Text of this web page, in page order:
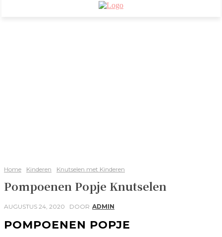
Home Kinderen Knutselen met Kinderen
Pompoenen Popje Knutselen
AUGUSTUS 24, 2020 DOOR ADMIN
POMPOENEN POPJE